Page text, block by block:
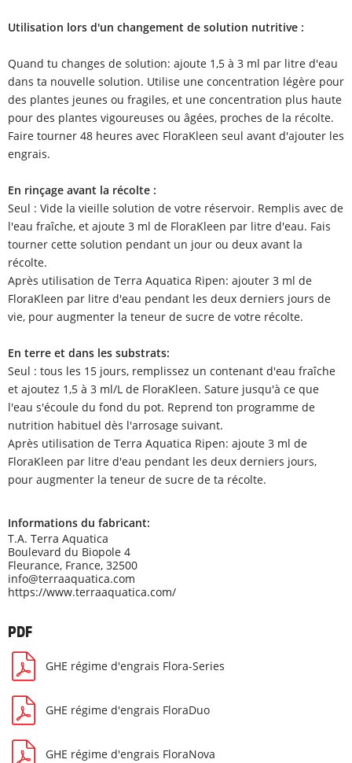
Utilisation lors d'un changement de solution nutritive :
Quand tu changes de solution: ajoute 1,5 à 3 ml par litre d'eau
dans ta nouvelle solution. Utilise une concentration légère pour
des plantes jeunes ou fragiles, et une concentration plus haute
pour des plantes vigoureuses ou âgées, proches de la récolte.
Faire tourner 48 heures avec FloraKleen seul avant d'ajouter les
engrais.
En rinçage avant la récolte :
Seul : Vide la vieille solution de votre réservoir. Remplis avec de
l'eau fraîche, et ajoute 3 ml de FloraKleen par litre d'eau. Fais
tourner cette solution pendant un jour ou deux avant la
récolte.
Après utilisation de Terra Aquatica Ripen: ajouter 3 ml de
FloraKleen par litre d'eau pendant les deux derniers jours de
vie, pour augmenter la teneur de sucre de votre récolte.
En terre et dans les substrats:
Seul : tous les 15 jours, remplissez un contenant d'eau fraîche
et ajoutez 1,5 à 3 ml/L de FloraKleen. Sature jusqu'à ce que
l'eau s'écoule du fond du pot. Reprend ton programme de
nutrition habituel dès l'arrosage suivant.
Après utilisation de Terra Aquatica Ripen: ajoute 3 ml de
FloraKleen par litre d'eau pendant les deux derniers jours,
pour augmenter la teneur de sucre de ta récolte.
Informations du fabricant:
T.A. Terra Aquatica
Boulevard du Biopole 4
Fleurance, France, 32500
info@terraaquatica.com
https://www.terraaquatica.com/
PDF
GHE régime d'engrais Flora-Series
GHE régime d'engrais FloraDuo
GHE régime d'engrais FloraNova